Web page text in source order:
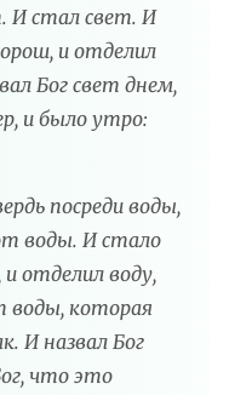
И стал свет. И
и отделил
Бог свет днем,
и было утро:
посреди воды,
воды. И стало
отделил воду,
воды, которая
И назвал Бог
что это